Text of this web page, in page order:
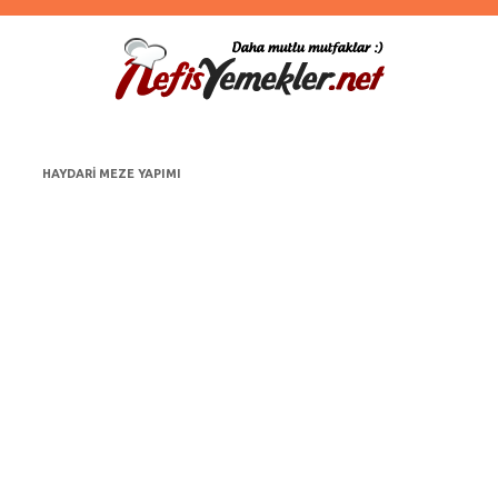
HAYDARI MEZE YAPIMI